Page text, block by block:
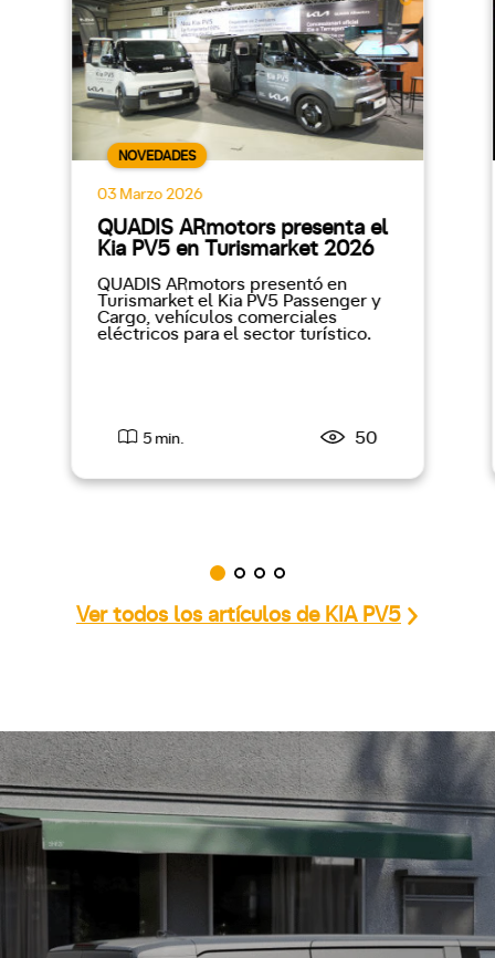
NOVEDADES
03 Marzo 2026
QUADIS ARmotors presenta el
Kia PV5 en Turismarket 2026
QUADIS ARmotors presentó en
Turismarket el Kia PV5 Passenger y
Cargo, vehículos comerciales
eléctricos para el sector turístico.
5 min. 50
Ver todos los artículos de KIA PV5